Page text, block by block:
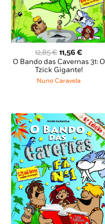
12,85€ O
preço
original
era:
11,56€O
preço
atual
O Bando das Cavernas 31: O
Tzick Gigante!
Nuno Caravela